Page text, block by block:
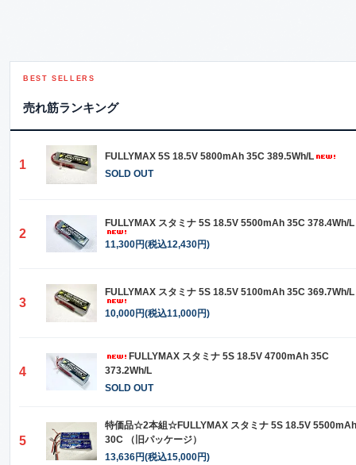
BEST SELLERS
売れ筋ランキング
1
FULLYMAX 5S 18.5V 5800mAh 35C 389.5Wh/L
SOLD OUT
2
FULLYMAX スタミナ 5S 18.5V 5500mAh 35C 378.4Wh/L
11,300円(税込12,430円)
3
FULLYMAX スタミナ 5S 18.5V 5100mAh 35C 369.7Wh/L
10,000円(税込11,000円)
4
FULLYMAX スタミナ 5S 18.5V 4700mAh 35C
373.2Wh/L
SOLD OUT
5
特価品☆2本組☆FULLYMAX スタミナ 5S 18.5V 5500mAh
30C （旧パッケージ）
13,636円(税込15,000円)